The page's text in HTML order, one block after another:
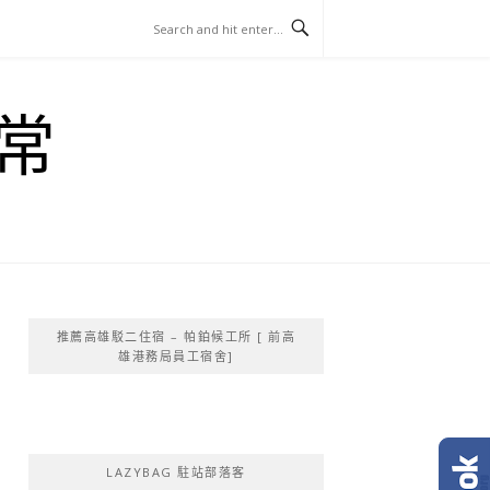
推薦高雄駁二住宿 – 帕鉑候工所 [ 前高
雄港務局員工宿舍]
LAZYBAG 駐站部落客